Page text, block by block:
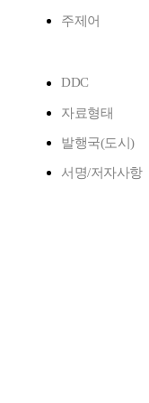
주제어
DDC
자료형태
발행국(도시)
서명/저자사항